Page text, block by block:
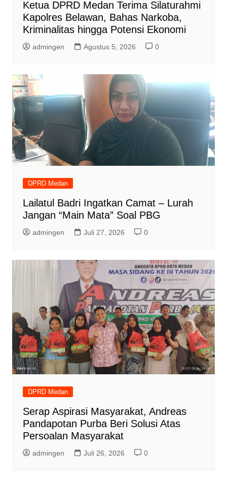
Ketua DPRD Medan Terima Silaturahmi
Kapolres Belawan, Bahas Narkoba,
Kriminalitas hingga Potensi Ekonomi
admingen Agustus 5, 2026 0
DPRD Medan
Lailatul Badri Ingatkan Camat – Lurah
Jangan “Main Mata” Soal PBG
admingen Juli 27, 2026 0
DPRD Medan
Serap Aspirasi Masyarakat, Andreas
Pandapotan Purba Beri Solusi Atas
Persoalan Masyarakat
admingen Juli 26, 2026 0